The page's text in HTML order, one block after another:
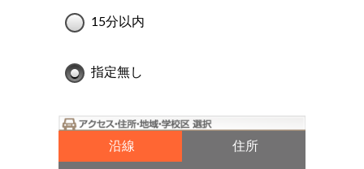
15分以内
指定無し
沿線 住所